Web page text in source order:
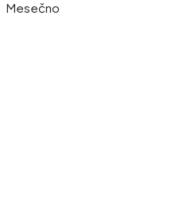
Mesečno